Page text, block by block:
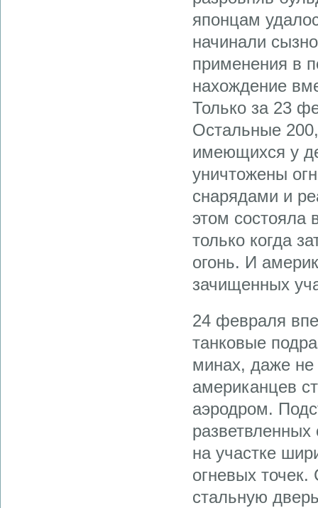
японцам
начинали
применения в
нахождение
Только за 23
Остальные
имеющихся у
уничтожены
снарядами и
этом состояла
только когда
огонь. И
зачищенных
24 февраля
танковые
минах, даже не
американцев
аэродром.
на участке
огневых
стальную